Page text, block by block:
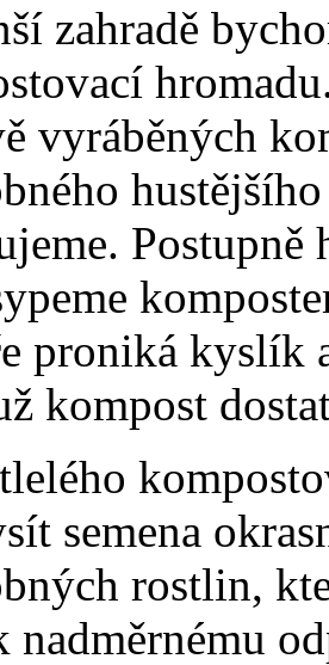
zahradě
vyráběných
proniká kyslík
kompost
semena
rostlin,
nadměrnému